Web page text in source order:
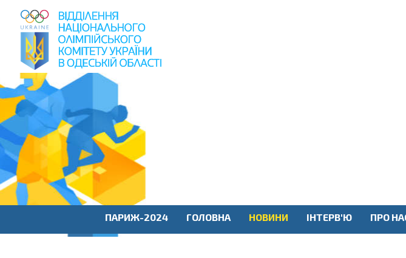
пошук
по
сайту
ПАРИЖ-2024 ГОЛОВНА НОВИНИ ІНТЕРВ'Ю ПРО